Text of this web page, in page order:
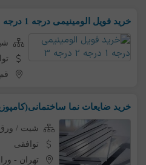
خرید فویل الومینیمی درجه 1 درجه 2 درجه 3
قم
خرید ضایعات نما
شیت / ورق
توافقی
تهران -